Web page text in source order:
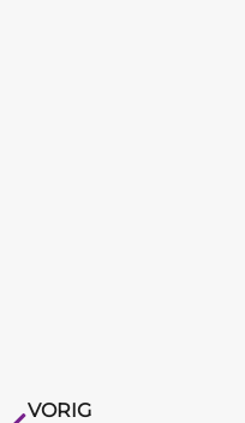
VORIG